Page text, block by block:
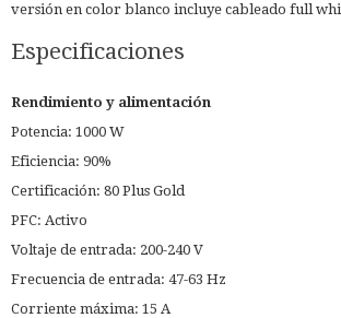
versión en color blanco incluye cableado full
Especificaciones
Rendimiento y alimentación
Potencia: 1000 W
Eficiencia: 90%
Certificación: 80 Plus Gold
PFC: Activo
Voltaje de entrada: 200-240 V
Frecuencia de entrada: 47-63 Hz
Corriente máxima: 15 A